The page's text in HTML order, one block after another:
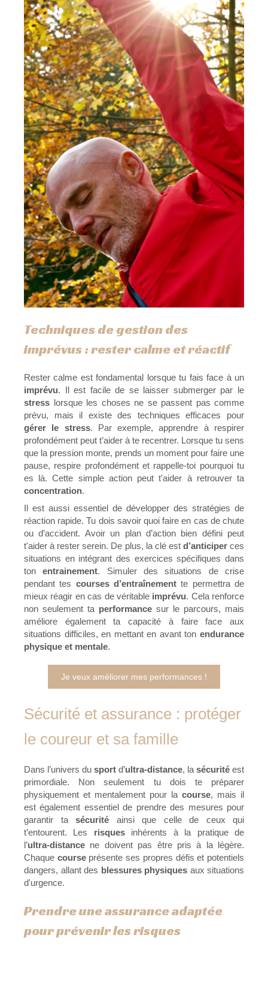
Techniques de gestion des
imprévus : rester calme et réactif
Rester calme est fondamental lorsque tu fais face à un
imprévu. Il est facile de se laisser submerger par le
stress lorsque les choses ne se passent pas comme
prévu, mais il existe des techniques efficaces pour
gérer le stress. Par exemple, apprendre à respirer
profondément peut t’aider à te recentrer. Lorsque tu sens
que la pression monte, prends un moment pour faire une
pause, respire profondément et rappelle-toi pourquoi tu
es là. Cette simple action peut t'aider à retrouver ta
concentration.
Il est aussi essentiel de développer des stratégies de
réaction rapide. Tu dois savoir quoi faire en cas de chute
ou d’accident. Avoir un plan d’action bien défini peut
t'aider à rester serein. De plus, la clé est d’anticiperces
situations en intégrant des exercices spécifiques dans
tonentrainement. Simuler des situations de crise
pendant tes courses d’entraînementte permettra de
mieux réagir en cas de véritable imprévu. Cela renforce
non seulement ta performance sur le parcours, mais
améliore également ta capacité à faire face aux
situations difficiles, en mettant en avant ton endurance
physique et mentale.
Je veux améliorer mes performances !
Sécurité et assurance : protéger
le coureur et sa famille
Dans l’univers du sport d’ultra-distance, la sécurité est
primordiale. Non seulement tu dois te préparer
physiquement et mentalement pour la course, mais il
est également essentiel de prendre des mesures pour
garantir ta sécurité ainsi que celle de ceux qui
t’entourent. Les risquesinhérents à la pratique de
l’ultra-distance ne doivent pas être pris à la légère.
Chaque course présente ses propres défis et potentiels
dangers, allant des blessures physiques aux situations
d'urgence.
Prendre une assurance adaptée
pour prévenir les risques